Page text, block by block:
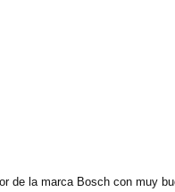
de la marca Bosch con muy